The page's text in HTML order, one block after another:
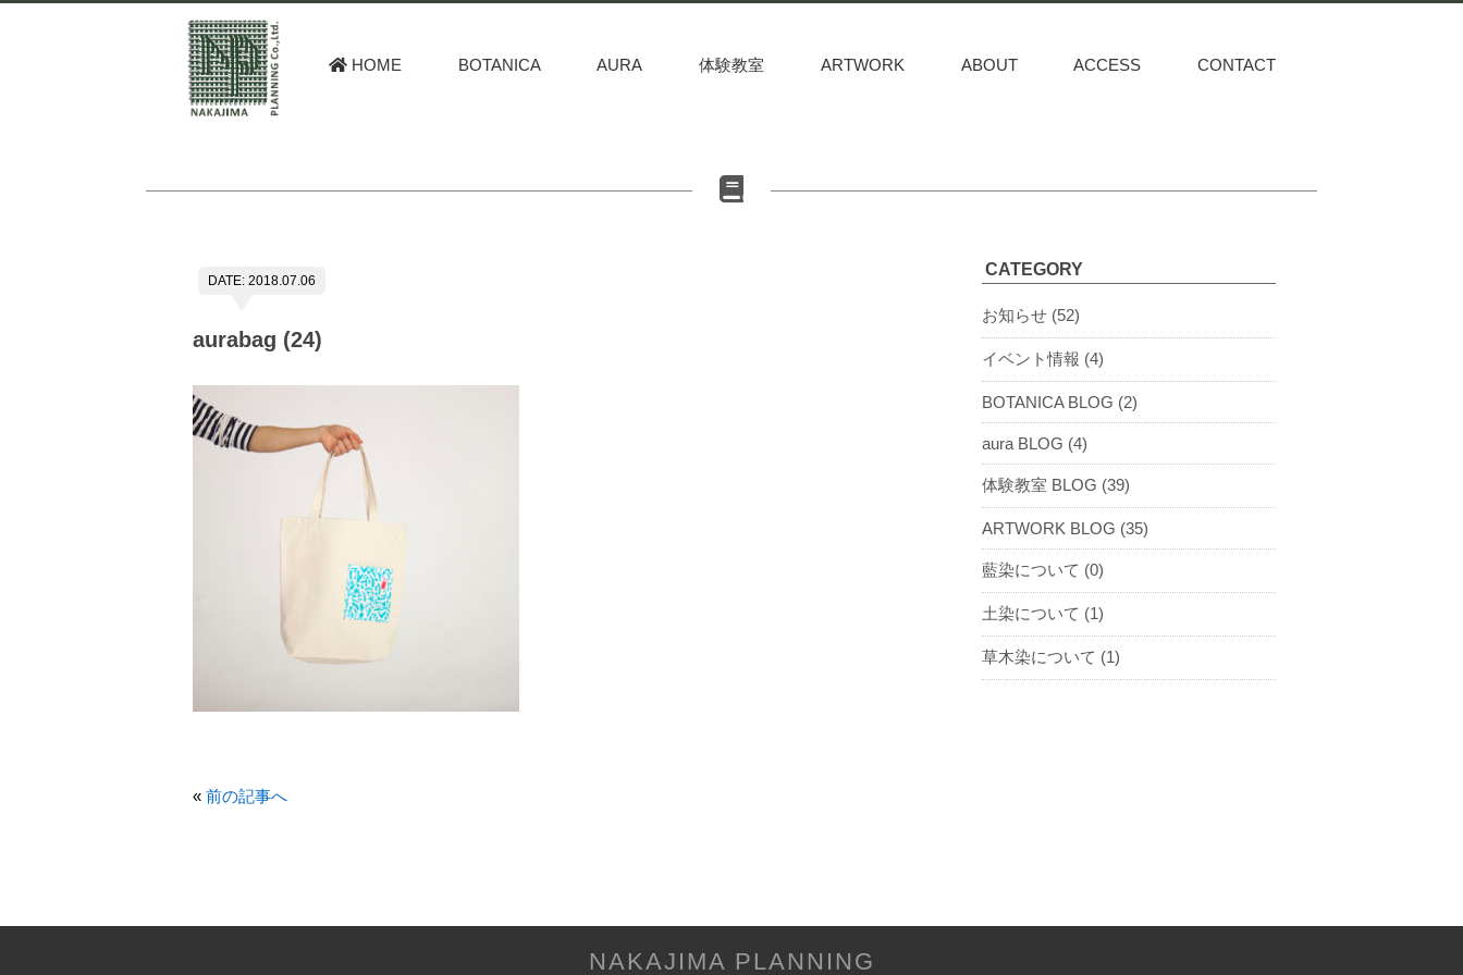
HOME BOTANICA AURA 体験教室 ARTWORK ABOUT ACCESS CONTACT
DATE: 2018.07.06
aurabag (24)
« 前の記事へ
CATEGORY
お知らせ (52)
イベント情報 (4)
BOTANICA BLOG (2)
aura BLOG (4)
体験教室 BLOG (39)
ARTWORK BLOG (35)
藍染について (0)
土染について (1)
草木染について (1)
NAKAJIMA PLANNING